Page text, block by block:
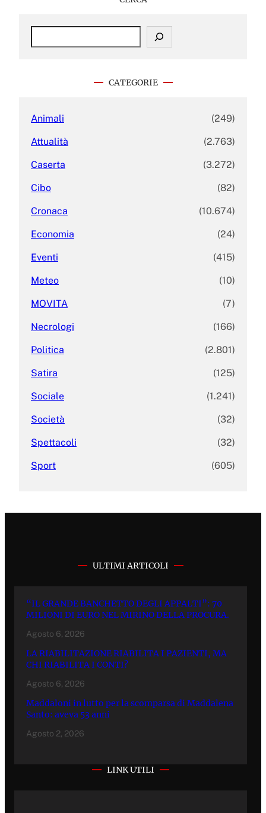
S
CATEGORIE
Animali (249)
Attualità (2.763)
Caserta (3.272)
Cibo (82)
Cronaca (10.674)
Economia (24)
Eventi (415)
Meteo (10)
MOVITA (7)
Necrologi (166)
Politica (2.801)
Satira (125)
Sociale (1.241)
Società (32)
Spettacoli (32)
Sport (605)
ULTIMI ARTICOLI
“IL GRANDE BANCHETTO DEGLI APPALTI”: 70
MILIONI DI EURO NEL MIRINO DELLA PROCURA.
Agosto 6, 2026
LA RIABILITAZIONE RIABILITA I PAZIENTI, MA
CHI RIABILITA I CONTI?
Agosto 6, 2026
Maddaloni in lutto per la scomparsa di Maddalena
Santo: aveva 53 anni
Agosto 2, 2026
LINK UTILI